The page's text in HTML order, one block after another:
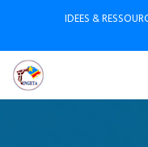
IDEES &